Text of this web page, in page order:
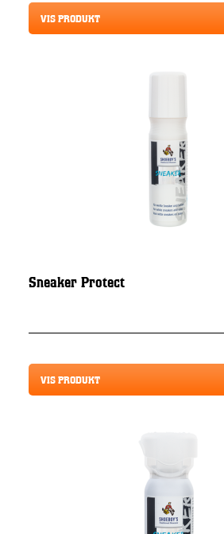
VIS PRODUKT
Sneaker Protect
VIS PRODUKT